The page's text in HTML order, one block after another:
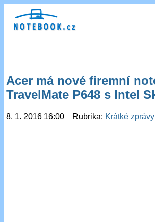
Acer má nové firemní
TravelMate P648 s Intel
8. 1. 2016 16:00 Rubrika: Krátké zprávy